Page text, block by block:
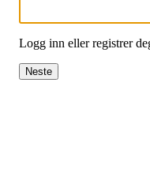
Logg inn eller registrer
Neste